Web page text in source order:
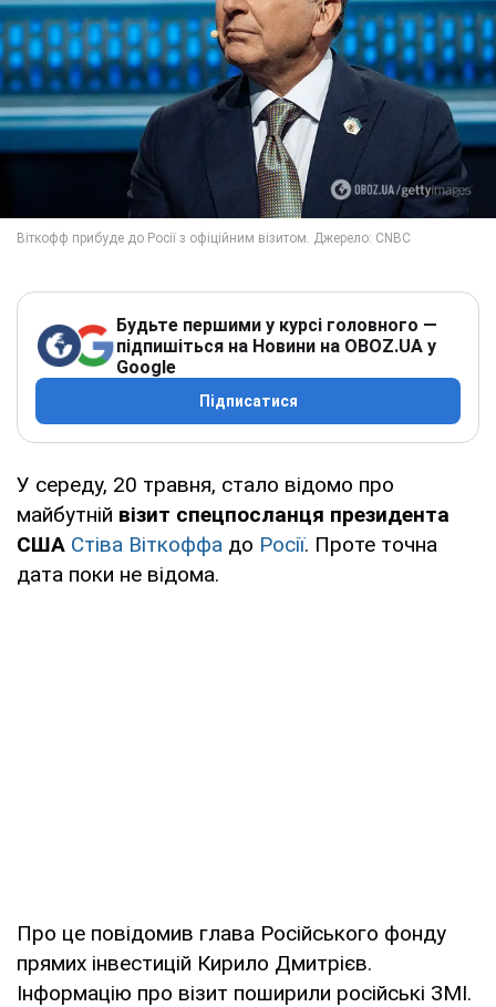
Будьте першими у курсі головного —
підпишіться на Новини на OBOZ.UA у
Google
Підписатися
У середу, 20 травня, стало відомо про
майбутній візит спецпосланця президента
США Стіва Віткоффа до Росії. Проте точна
дата поки не відома.
Про це повідомив глава Російського фонду
прямих інвестицій Кирило Дмитрієв.
Інформацію про візит поширили російські ЗМІ.